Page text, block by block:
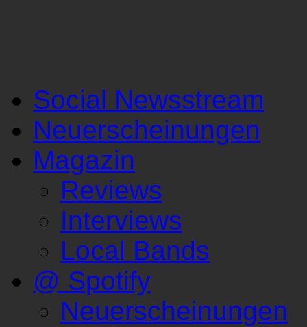
Social Newsstream
Neuerscheinungen
Magazin
Reviews
Interviews
Local Bands
@ Spotify
Neuerscheinungen